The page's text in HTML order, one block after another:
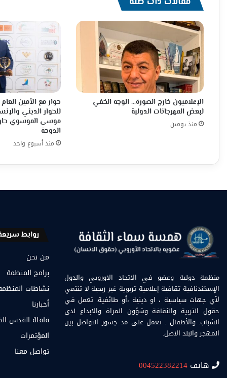
الإعلاميون خارج الصورة… الوجه الخفي
لبعض المهرجانات الدولية
منذ يومين
حوار مع الأمين
للحوار الديني
موسى الموسوي
الدوحة
منذ أسبوع واحد
منظمة دولية وعضو في الاتحاد الاوروبي والدول
الإسكندنافية ثقافية إعلامية تربوية غير ربحية لا تنتمي
لأي جهات سياسية ، او دينية ،أو طائفية. تعمل في
حقول التربية والثقافة وشؤون المراة والابداع لدى
الشباب. والأطفال . تعمل على مد جسور التواصل بين
المهجر والبلد الاصل.
هاتف 004522382214
روابط
من نحن
برامج المنظمة
نشاطات
أخبارنا
قافلة القدس
المؤتمرات
تواصل معنا